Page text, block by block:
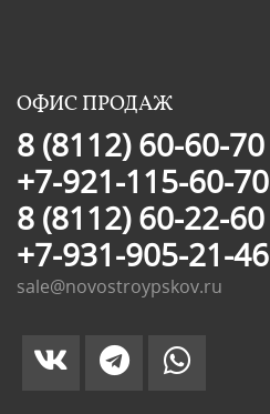
ОФИС ПРОДАЖ
8 (8112) 60-60-70
+7-921-115-60-70
8 (8112) 60-22-60
+7-931-905-21-46
sale@novostroypskov.ru